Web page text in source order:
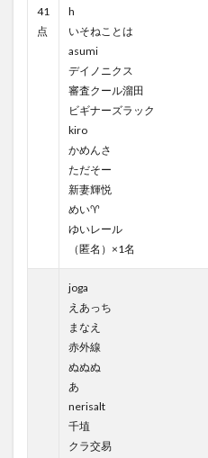
41
点
h
いそねことは
asumi
デイノニクス
審査クール溜田
ビギナーズラック
kiro
かめんさ
ただそー
新妻輝悦
めい♈︎
ゆいレール
（匿名）×1名
joga
えあっち
まなえ
赤外線
ぬぬぬ
あ
nerisalt
千埴
クラ交易